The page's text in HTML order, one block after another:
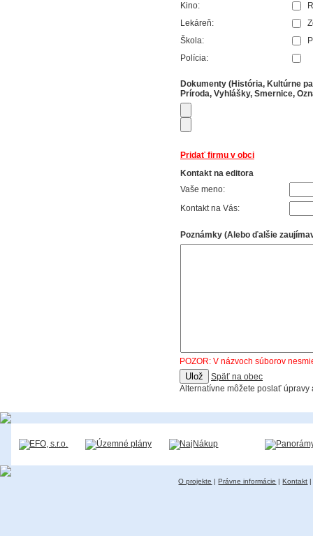
Kino:
Lekáreň:
Škola:
Polícia:
Dokumenty (História, Kultúrne
Príroda, Vyhlášky, Smernice,
Pridať firmu v obci
Kontakt na editora
Vaše meno:
Kontakt na Vás:
Poznámky (Alebo ďalšie
POZOR: V názvoch súborov
Späť na obec
Alternatívne môžete poslať
O projekte |Právne informácie |Kontakt